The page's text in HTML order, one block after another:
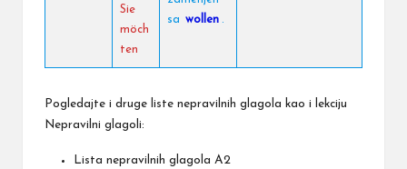
Sie
möch
ten
sa wollen .
Pogledajte i druge liste nepravilnih glagola kao i lekciju
Nepravilni glagoli:
Lista nepravilnih glagola A2